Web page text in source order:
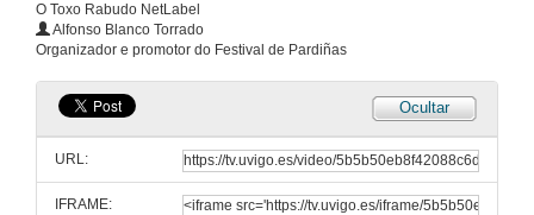
O Toxo Rabudo NetLabel
Alfonso Blanco Torrado
Organizador e promotor do Festival de Pardiñas
Ocultar
URL:
IFRAME:
6 de abr. de 2011
Música: perspectivas de promotores e produtores musicais
Intervención Daniel Fernández
6 de abr. de 2011